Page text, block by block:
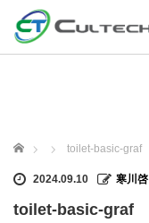
ホーム toilet-basic-graf
2024.09.10 寒川啓
toilet-basic-graf